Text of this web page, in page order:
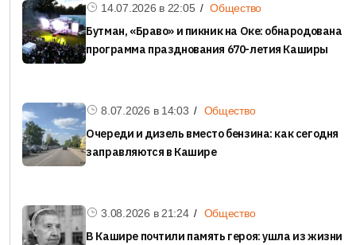
14.07.2026 в 22:05 Общество
Бутман, «Браво» и пикник на Оке: обнародована
программа празднования 670-летия Каширы
8.07.2026 в 14:03 Общество
Очереди и дизель вместо бензина: как сегодня
заправляются в Кашире
3.08.2026 в 21:24 Общество
В Кашире почтили память героя: ушла из жизни